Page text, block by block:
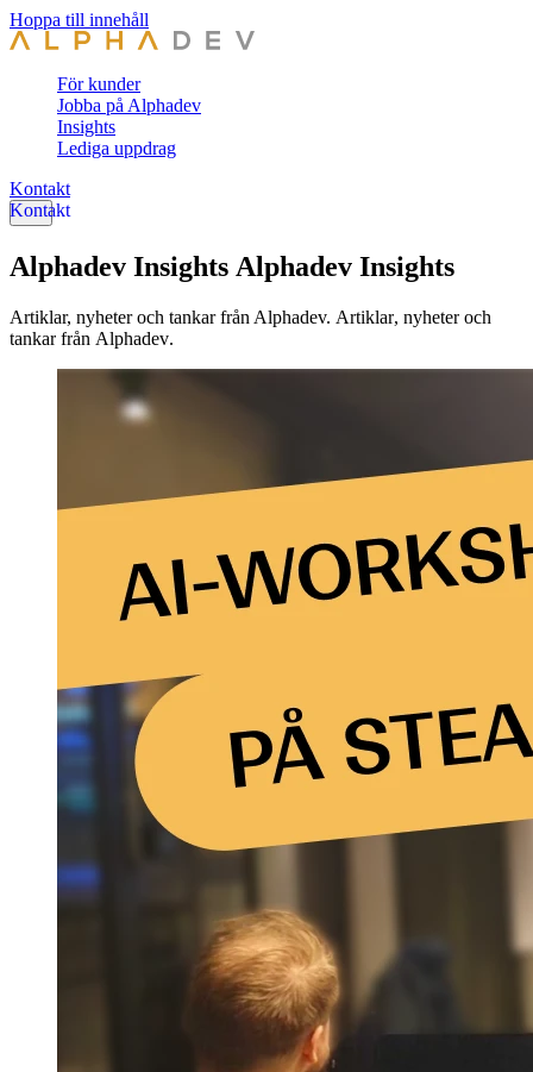
Hoppa till innehåll
För kunder
Jobba på Alphadev
Insights
Lediga uppdrag
Kontakt
Alphadev Insights Alphadev Insights
Artiklar, nyheter och tankar från Alphadev. Artiklar, nyheter och
tankar från Alphadev.